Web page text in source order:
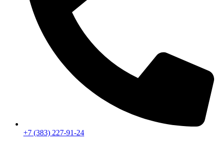
+7 (383) 227-91-24